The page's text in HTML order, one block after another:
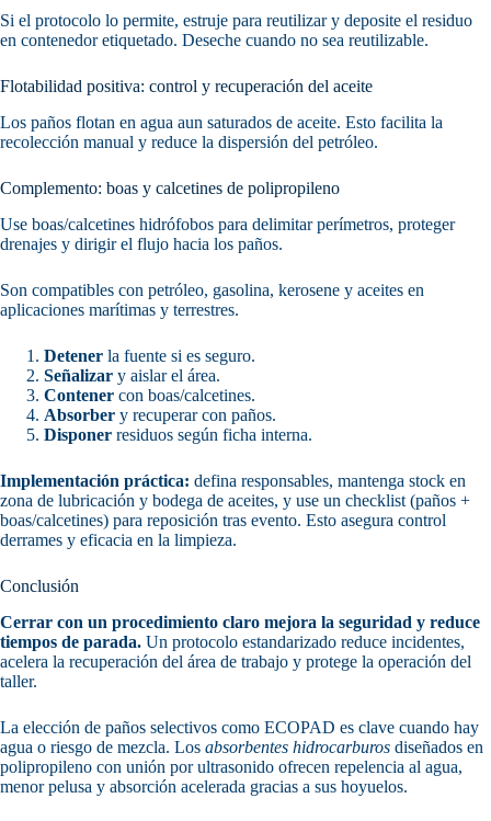
Si el protocolo lo permite, estruje para reutilizar y deposite el residuo
en contenedor etiquetado. Deseche cuando no sea reutilizable.
Flotabilidad positiva: control y recuperación del aceite
Los paños flotan en agua aun saturados de aceite. Esto facilita la
recolección manual y reduce la dispersión del petróleo.
Complemento: boas y calcetines de polipropileno
Use boas/calcetines hidrófobos para delimitar perímetros, proteger
drenajes y dirigir el flujo hacia los paños.
Son compatibles con petróleo, gasolina, kerosene y aceites en
aplicaciones marítimas y terrestres.
Detener la fuente si es seguro.
Señalizar y aislar el área.
Contener con boas/calcetines.
Absorber y recuperar con paños.
Disponer residuos según ficha interna.
Implementación práctica: defina responsables, mantenga stock en
zona de lubricación y bodega de aceites, y use un checklist (paños +
boas/calcetines) para reposición tras evento. Esto asegura control
derrames y eficacia en la limpieza.
Conclusión
Cerrar con un procedimiento claro mejora la seguridad y reduce
tiempos de parada. Un protocolo estandarizado reduce incidentes,
acelera la recuperación del área de trabajo y protege la operación del
taller.
La elección de paños selectivos como ECOPAD es clave cuando hay
agua o riesgo de mezcla. Los absorbentes hidrocarburos diseñados en
polipropileno con unión por ultrasonido ofrecen repelencia al agua,
menor pelusa y absorción acelerada gracias a sus hoyuelos.